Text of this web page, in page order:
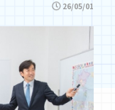
26/05/01